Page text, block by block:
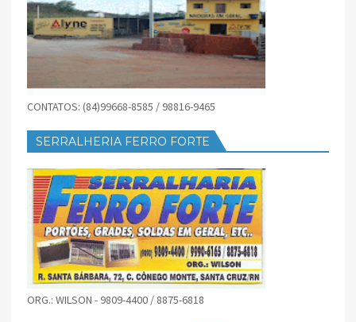
CONTATOS: (84)99668-8585 / 98816-9465
SERRALHERIA FERRO FORTE
ORG.: WILSON - 9809-4400 / 8875-6818